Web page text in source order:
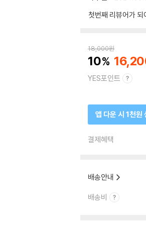
첫번째 리뷰어가 되
18,000원
10
YES포인트
앱 다운 시 1천원
결제혜택
배송안내
배송비